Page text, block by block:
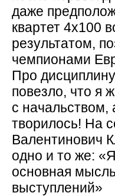
даже
квартет 4х100
результатом,
чемпионами
Про
повезло, что я
с начальством,
творилось! На
Валентинович
одно и то же:
основная
выступлений»